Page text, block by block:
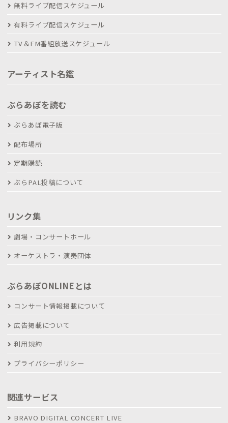
無料ライブ配信スケジュール
有料ライブ配信スケジュール
TV＆FM番組放送スケジュール
アーティスト名鑑
ぶらあぼを読む
ぶらあぼ電子版
配布場所
定期購読
ぶらPAL投稿について
リンク集
劇場・コンサートホール
オーケストラ・演奏団体
ぶらあぼONLINEとは
コンサート情報掲載について
広告掲載について
利用規約
プライバシーポリシー
関連サービス
BRAVO DIGITAL CONCERT LIVE